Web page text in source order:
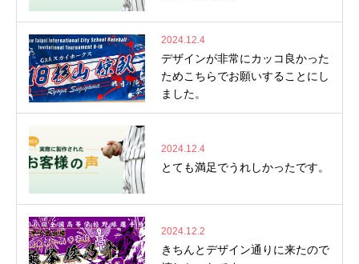
2024.12.4
デザインが非常にカッコ良かった
ためこちらでお願いすることにし
ました。
2024.12.4
とても満足でうれしかったです。
2024.12.2
きちんとデザイン通りに来たので